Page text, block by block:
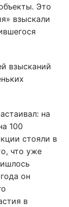
Это
взыскали
взысканий
на
100
стояли в
что уже
он
в